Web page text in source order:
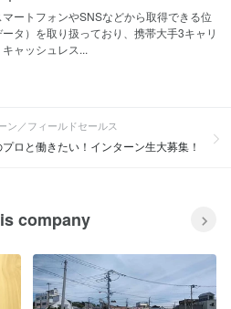
ートフォンやSNSなどから取得できる位
タ）を取り扱っており、携帯大手3キャリ
ャッシュレス...
ン／フィールドセールス
ロと働きたい！インターン生大募集！
company